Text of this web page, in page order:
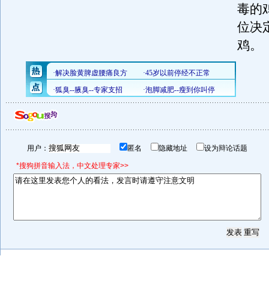
毒的
位决
鸡。
用户： 匿名 隐藏地址 设为辩论话题
*搜狗拼音输入法，中文处理专家>>